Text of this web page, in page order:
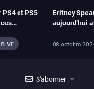
PS4 et PS5
vr
Britney
aujourd’hui
08 octobre
S'abonner